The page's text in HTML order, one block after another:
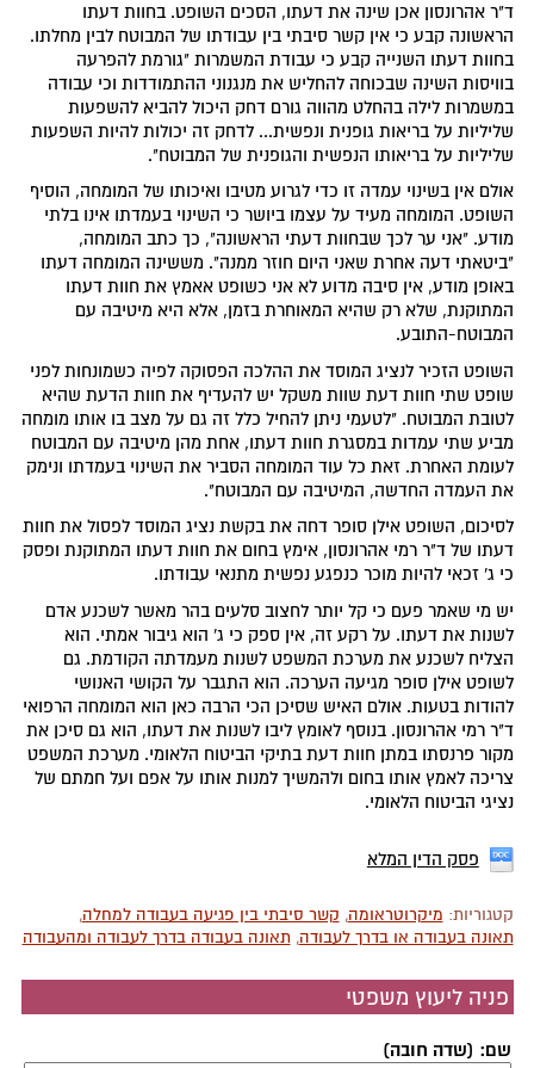
ד"ר אהרונסון אכן שינה את דעתו, הסכים השופט. בחוות דעתו
הראשונה קבע כי אין קשר סיבתי בין עבודתו של המבוטח לבין מחלתו.
בחוות דעתו השנייה קבע כי עבודת המשמרות "גורמת להפרעה
בוויסות השינה שבכוחה להחליש את מנגנוני ההתמודדות וכי עבודה
במשמרות לילה בהחלט מהווה גורם דחק היכול להביא להשפעות
שליליות על בריאות גופנית ונפשית... לדחק זה יכולות להיות השפעות
שליליות על בריאותו הנפשית והגופנית של המבוטח".
אולם אין בשינוי עמדה זו כדי לגרוע מטיבו ואיכותו של המומחה, הוסיף
השופט. המומחה מעיד על עצמו ביושר כי השינוי בעמדתו אינו בלתי
מודע. "אני ער לכך שבחוות דעתי הראשונה", כך כתב המומחה,
"ביטאתי דעה אחרת שאני היום חוזר ממנה". מששינה המומחה דעתו
באופן מודע, אין סיבה מדוע לא אני כשופט אאמץ את חוות דעתו
המתוקנת, שלא רק שהיא המאוחרת בזמן, אלא היא מיטיבה עם
המבוטח-התובע.
השופט הזכיר לנציג המוסד את ההלכה הפסוקה לפיה כשמונחות לפני
שופט שתי חוות דעת שוות משקל יש להעדיף את חוות הדעת שהיא
לטובת המבוטח. "לטעמי ניתן להחיל כלל זה גם על מצב בו אותו מומחה
מביע שתי עמדות במסגרת חוות דעתו, אחת מהן מיטיבה עם המבוטח
לעומת האחרת. זאת כל עוד המומחה הסביר את השינוי בעמדתו ונימק
את העמדה החדשה, המיטיבה עם המבוטח".
לסיכום, השופט אילן סופר דחה את בקשת נציג המוסד לפסול את חוות
דעתו של ד"ר רמי אהרונסון, אימץ בחום את חוות דעתו המתוקנת ופסק
כי ג' זכאי להיות מוכר כנפגע נפשית מתנאי עבודתו.
יש מי שאמר פעם כי קל יותר לחצוב סלעים בהר מאשר לשכנע אדם
לשנות את דעתו. על רקע זה, אין ספק כי ג' הוא גיבור אמתי. הוא
הצליח לשכנע את מערכת המשפט לשנות מעמדתה הקודמת. גם
לשופט אילן סופר מגיעה הערכה. הוא התגבר על הקושי האנושי
להודות בטעות. אולם האיש שסיכן הכי הרבה כאן הוא המומחה הרפואי
ד"ר רמי אהרונסון. בנוסף לאומץ ליבו לשנות את דעתו, הוא גם סיכן את
מקור פרנסתו במתן חוות דעת בתיקי הביטוח הלאומי. מערכת המשפט
צריכה לאמץ אותו בחום ולהמשיך למנות אותו על אפם ועל חמתם של
נציגי הביטוח הלאומי.
פסק הדין המלא
קטגוריות: מיקרוטראומה, קשר סיבתי בין פגיעה בעבודה למחלה,
תאונה בעבודה או בדרך לעבודה,תאונה בעבודה בדרך לעבודה ומהעבודה
פניה ליעוץ משפטי
שם: (שדה חובה)